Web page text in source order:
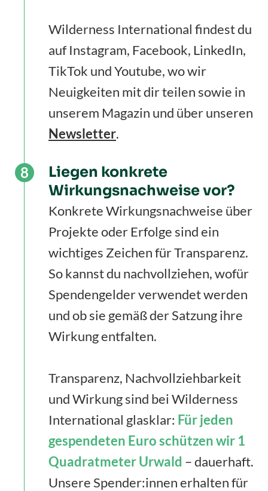
Wilderness International findest du
auf Instagram, Facebook, LinkedIn,
TikTok und Youtube, wo wir
Neuigkeiten mit dir teilen sowie in
unserem Magazin und über unseren
Newsletter.
Liegen konkrete
Wirkungsnachweise vor?
Konkrete Wirkungsnachweise über
Projekte oder Erfolge sind ein
wichtiges Zeichen für Transparenz.
So kannst du nachvollziehen, wofür
Spendengelder verwendet werden
und ob sie gemäß der Satzung ihre
Wirkung entfalten.
Transparenz, Nachvollziehbarkeit
und Wirkung sind bei Wilderness
International glasklar: Für jeden
gespendeten Euro schützen wir 1
Quadratmeter Urwald – dauerhaft.
Unsere Spender:innen erhalten für